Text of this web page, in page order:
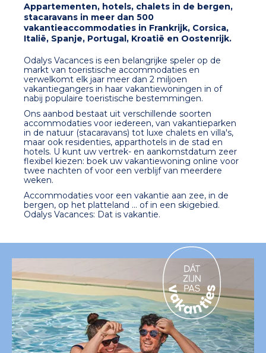
Appartementen, hotels, chalets in de bergen,
stacaravans in meer dan 500
vakantieaccommodaties in Frankrijk, Corsica,
Italië, Spanje, Portugal, Kroatië en Oostenrijk.
Odalys Vacances is een belangrijke speler op de
markt van toeristische accommodaties en
verwelkomt elk jaar meer dan 2 miljoen
vakantiegangers in haar vakantiewoningen in of
nabij populaire toeristische bestemmingen.
Ons aanbod bestaat uit verschillende soorten
accommodaties voor iedereen, van vakantieparken
in de natuur (stacaravans) tot luxe chalets en villa's,
maar ook residenties, apparthotels in de stad en
hotels. U kunt uw vertrek- en aankomstdatum zeer
flexibel kiezen: boek uw vakantiewoning online voor
twee nachten of voor een verblijf van meerdere
weken.
Accommodaties voor een vakantie aan zee, in de
bergen, op het platteland ... of in een skigebied.
Odalys Vacances: Dat is vakantie.